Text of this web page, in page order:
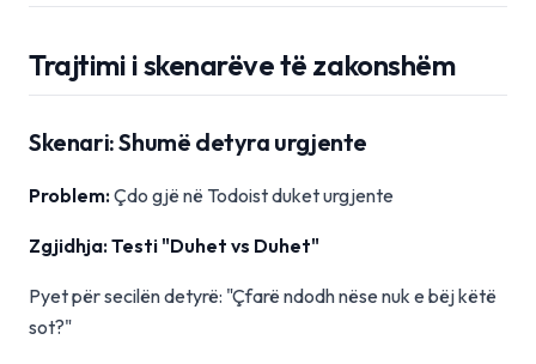
Trajtimi i skenarëve të zakonshëm
Skenari: Shumë detyra urgjente
Problem:Çdo gjë në Todoist duket urgjente
Zgjidhja: Testi "Duhet vs Duhet"
Pyet për secilën detyrë: "Çfarë ndodh nëse nuk e bëj këtë
sot?"